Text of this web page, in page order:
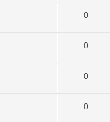
0
0
0
0